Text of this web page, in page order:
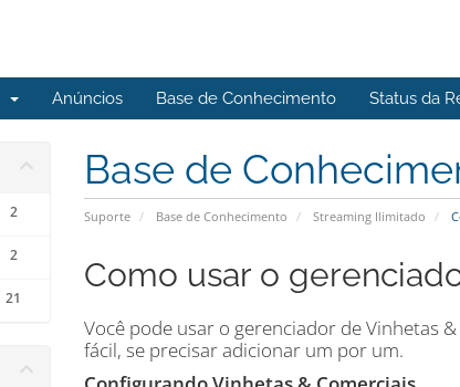
Anúncios Base de Conhecimento Status da
Base de
Suporte Base de Conhecimento Streaming Ilimitado
2
2
21
Como usar o
Você pode usar o gerenciador de Vinhetas
fácil, se precisar adicionar um por um.